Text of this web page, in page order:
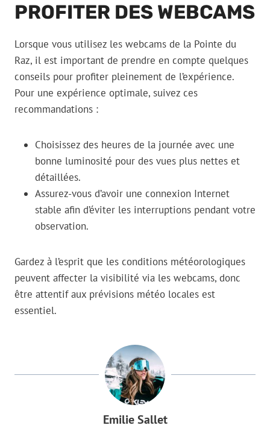
PROFITER DES WEBCAMS
Lorsque vous utilisez les webcams de la Pointe du
Raz, il est important de prendre en compte quelques
conseils pour profiter pleinement de l’expérience.
Pour une expérience optimale, suivez ces
recommandations :
Choisissez des heures de la journée avec une
bonne luminosité pour des vues plus nettes et
détaillées.
Assurez-vous d’avoir une connexion Internet
stable afin d’éviter les interruptions pendant votre
observation.
Gardez à l’esprit que les conditions météorologiques
peuvent affecter la visibilité via les webcams, donc
être attentif aux prévisions météo locales est
essentiel.
Emilie Sallet